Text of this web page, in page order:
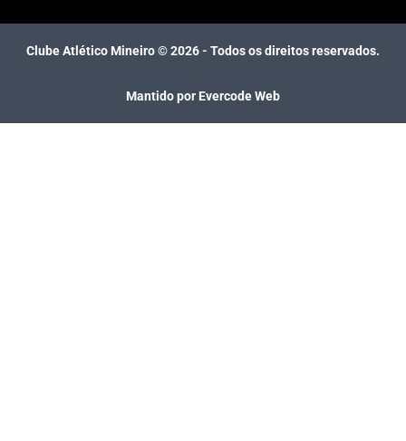
Clube Atlético Mineiro ©2026- Todos os direitos reservados.
Mantido por Evercode Web